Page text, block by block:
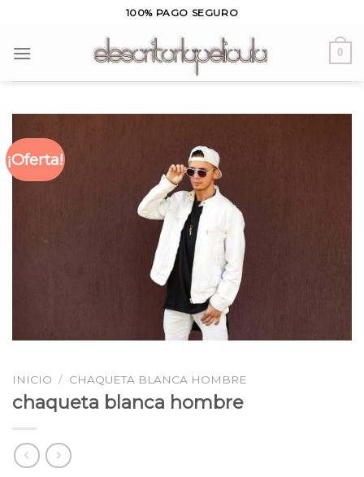
content
100% PAGO SEGURO
0
¡Oferta!
INICIO / CHAQUETA BLANCA HOMBRE
chaqueta blanca hombre